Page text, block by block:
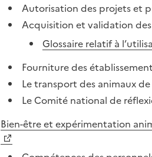
Autorisation des projets et
Acquisition et validation
Glossaire relatif à
Fourniture des
Le transport des animaux
Le Comité national de
Bien-être et expérimentation